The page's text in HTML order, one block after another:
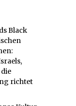
Black
richtet